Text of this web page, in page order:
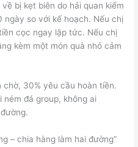
bị kẹt biên do hải quan kiểm
so với kế hoạch. Nếu chị
cọc ngay lập tức. Nếu chị
kèm một món quà nhỏ cảm
chờ, 30% yêu cầu hoàn tiền.
ném đá group, không ai
– chia hàng làm hai đường”